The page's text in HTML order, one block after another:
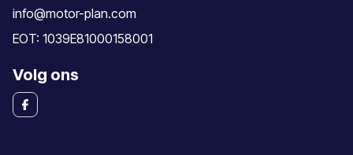
info@motor-plan.com
EOT: 1039E81000158001
Volg ons